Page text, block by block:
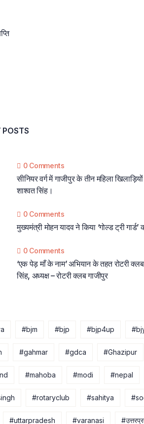
POSTS
0 Comments
सीनियर वर्ग में गाजीपुर के तीन महिला
शाश्वत सिंह।
0 Comments
मुख्यमंत्री मोहन यादव ने किया ‘गोल्ड ट्री
0 Comments
‘एक पेड़ माँ के नाम’ अभियान के तहत रोटरी क्लब
सिंह, अध्यक्ष – रोटरी क्लब गाजीपुर
#bjm #bjp #bjp4up
#gahmar #gdca #Ghazipur
#mahoba #modi #nepal
#rotaryclub #sahitya
#uttarpradesh #varanasi